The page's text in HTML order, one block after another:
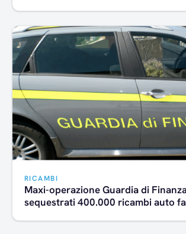
RICAMBI
Maxi-operazione Guardia di
sequestrati 400.000 ricambi auto